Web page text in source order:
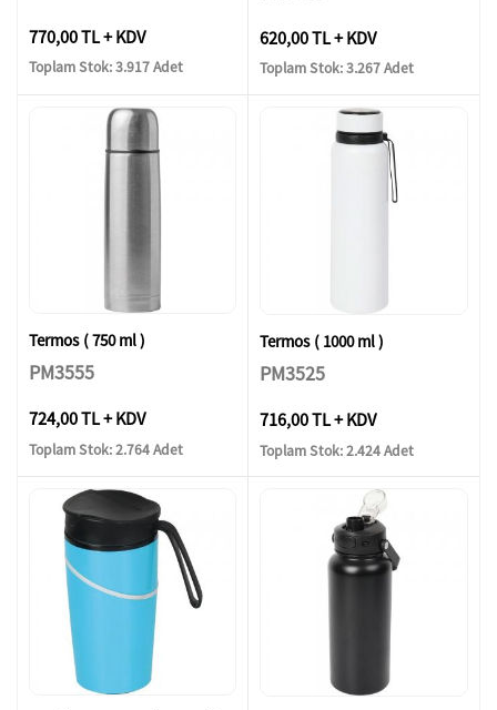
770,00 TL + KDV
Toplam Stok: 3.917 Adet
620,00 TL + KDV
Toplam Stok: 3.267 Adet
Termos ( 750 ml )
PM3555
724,00 TL + KDV
Toplam Stok: 2.764 Adet
Termos ( 1000 ml )
PM3525
716,00 TL + KDV
Toplam Stok: 2.424 Adet